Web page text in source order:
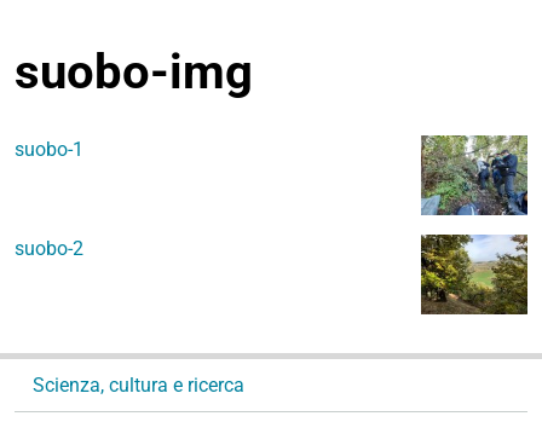
suobo-img
suobo-1
suobo-2
Scienza, cultura e ricerca